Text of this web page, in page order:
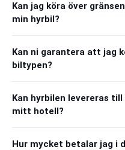
Kan jag köra över
min hyrbil?
Kan ni garantera att jag
biltypen?
Kan hyrbilen levereras
mitt hotell?
Hur mycket betalar jag i